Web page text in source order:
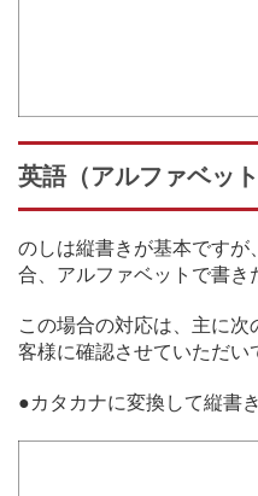
英語（アルファベッ
のしは縦書きが基本です
合、アルファベットで書き
この場合の対応は、主に
客様に確認させていただい
●カタカナに変換して縦書